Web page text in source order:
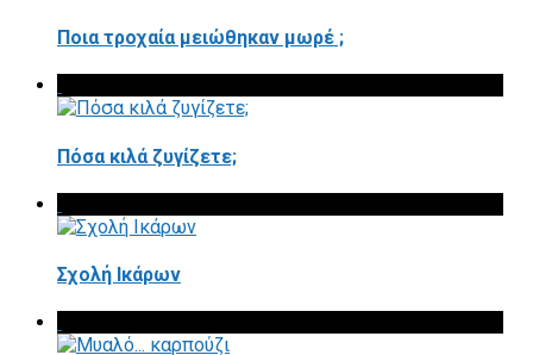
Ποια τροχαία μειώθηκαν μωρέ ;
Πόσα κιλά ζυγίζετε;
Σχολή Ικάρων